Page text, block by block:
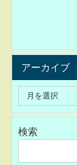
アーカイブ
検索